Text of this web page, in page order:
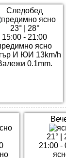
Следобед
23°| 28°
15:00 - 21:00
ясно
И ЮИ 13km/h
0.1mm.
21°
21:00 -